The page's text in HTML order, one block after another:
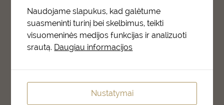
Salonshop Baltic AS
Põhja pst 17
10414 Tallinn, Estonia
KONTAKTAI
+372 6777 328
Naudojame slapukus, kad galėtume
suasmeninti turinį bei skelbimus, teikti
visuomeninės medijos funkcijas ir analizuoti
srautą. Daugiau informacijos
Nustatymai